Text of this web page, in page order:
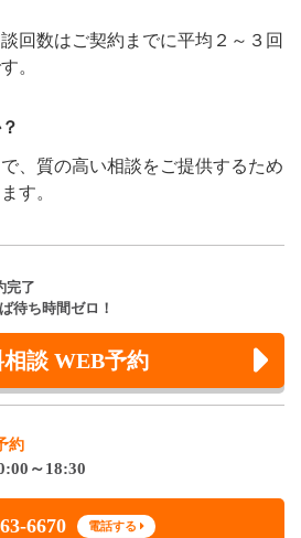
回数はご契約までに平均２～３回
。
、質の高い相談をご提供するため
す。
完了
待ち時間ゼロ！
談 WEB予約
約
～18:30
6670 電話する